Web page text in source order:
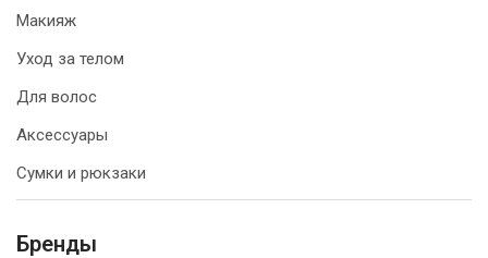
Макияж
Уход за телом
Для волос
Аксессуары
Сумки и рюкзаки
Бренды